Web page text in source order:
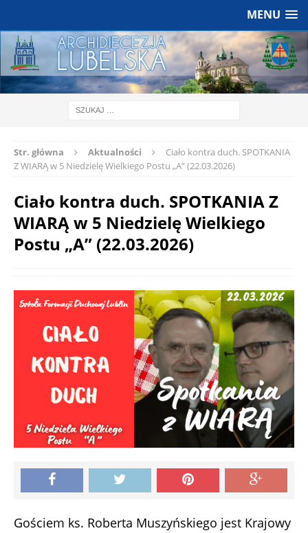
MENU
Str. główna Aktualności
Ciało kontra duch. SPOTKANIA
Z WIARĄ w 5 Niedzielę Wielkiego Postu „A” (22.03.2026)
Ciało kontra duch. SPOTKANIA Z
WIARĄ w 5 Niedzielę Wielkiego
Postu „A” (22.03.2026)
Gościem ks. Roberta Muszyńskiego jest Krajowy